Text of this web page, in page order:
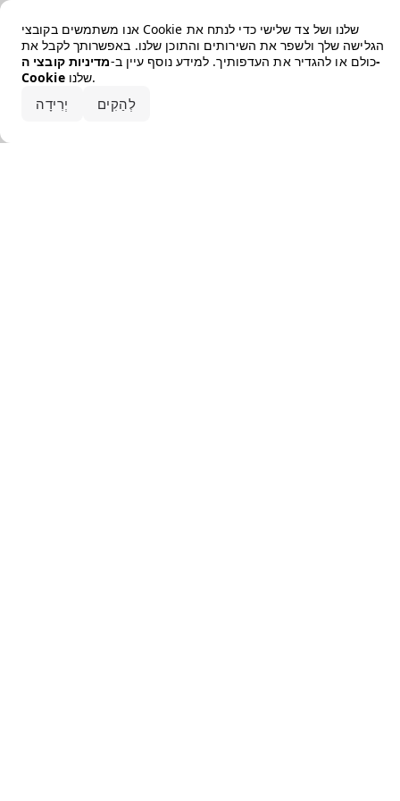
אנו משתמשים בקובצי Cookie שלנו ושל צד שלישי כדי לנתח את
הגלישה שלך ולשפר את השירותים והתוכן שלנו. באפשרותך לקבל את
כולם או להגדיר את העדפותיך. למידע נוסף עיין ב-מדיניות קובצי ה-
Cookie
שלנו.
יְרִידָה לְהַקִים
Error loading the brand